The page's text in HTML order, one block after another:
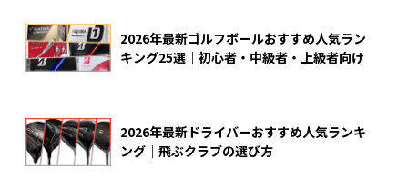
2026年最新ゴルフボールおすすめ人気ラン
キング25選｜初心者・中級者・上級者向け
2026年最新ドライバーおすすめ人気ランキ
ング｜飛ぶクラブの選び方